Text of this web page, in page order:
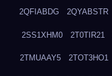
2QFIABDG 2QYABSTR
2SS1XHM0 2T0TIR21
2TMUAAY5 2TOT3HO1